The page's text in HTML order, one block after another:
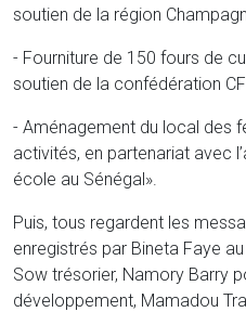
soutien de la région
- Fourniture de 150 fours de
soutien de la confédération
- Aménagement du local des
activités, en partenariat avec
école au Sénégal».
Puis, tous regardent les
enregistrés par Bineta Faye
Sow trésorier, Namory Barry
développement, Mamadou